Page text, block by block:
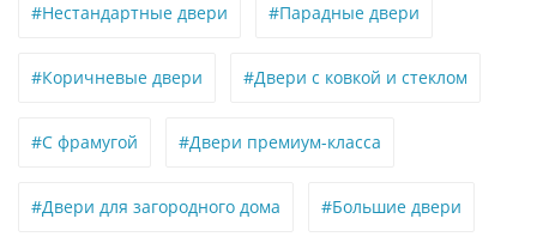
#Нестандартные двери #Парадные двери
#Коричневые двери #Двери с ковкой и стеклом
#С фрамугой #Двери премиум-класса
#Двери для загородного дома #Большие двери